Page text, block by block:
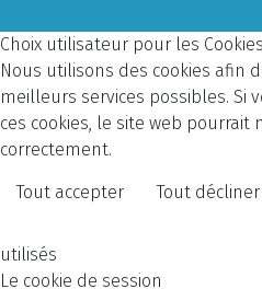
Choix utilisateur pour les Cookies
Nous utilisons des cookies afin
meilleurs services possibles. Si
ces cookies, le site web pourrait
correctement.
Tout accepter Tout décliner
utilisés
Le cookie de session